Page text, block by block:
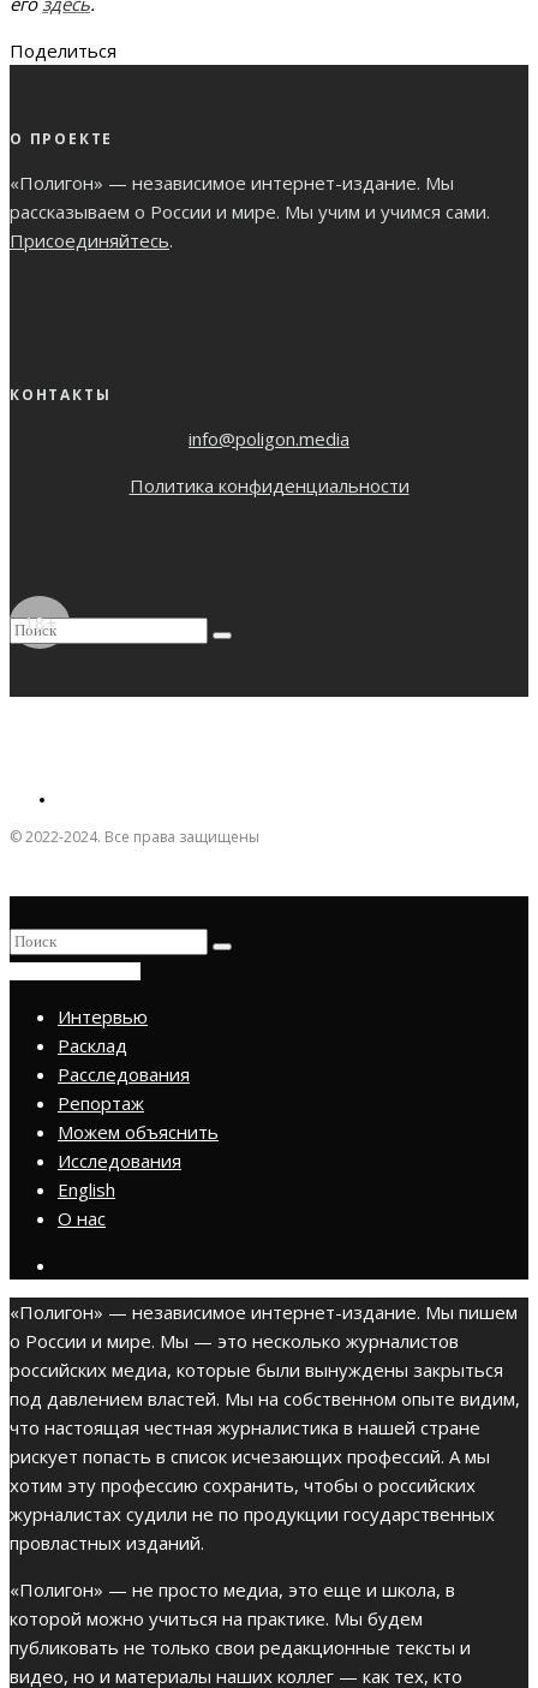
Поделиться
О ПРОЕКТЕ
«Полигон» — независимое интернет-издание. Мы
рассказываем о России и мире. Мы учим и учимся сами.
Присоединяйтесь.
КОНТАКТЫ
info@poligon.media
Политика конфиденциальности
18+
© 2022-2024. Все права защищены
Интервью
Расклад
Расследования
Репортаж
Можем объяснить
Исследования
English
О нас
«Полигон» — независимое интернет-издание. Мы пишем
о России и мире. Мы — это несколько журналистов
российских медиа, которые были вынуждены закрыться
под давлением властей. Мы на собственном опыте видим,
что настоящая честная журналистика в нашей стране
рискует попасть в список исчезающих профессий. А мы
хотим эту профессию сохранить, чтобы о российских
журналистах судили не по продукции государственных
провластных изданий.
«Полигон» — не просто медиа, это еще и школа, в
которой можно учиться на практике. Мы будем
публиковать не только свои редакционные тексты и
видео, но и материалы наших коллег — как тех, кто